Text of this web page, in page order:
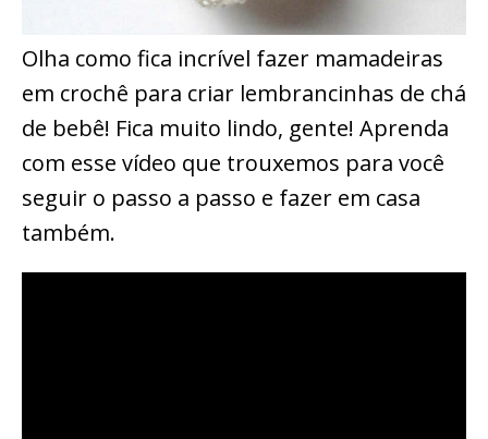
Olha como fica incrível fazer mamadeiras
em crochê para criar lembrancinhas de chá
de bebê! Fica muito lindo, gente! Aprenda
com esse vídeo que trouxemos para você
seguir o passo a passo e fazer em casa
também.